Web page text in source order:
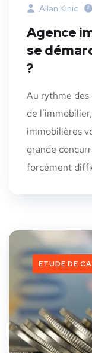
Allan Kinic
Agence
se
?
Au rythme
de
immobilières
grande
forcément
ETUDE DE